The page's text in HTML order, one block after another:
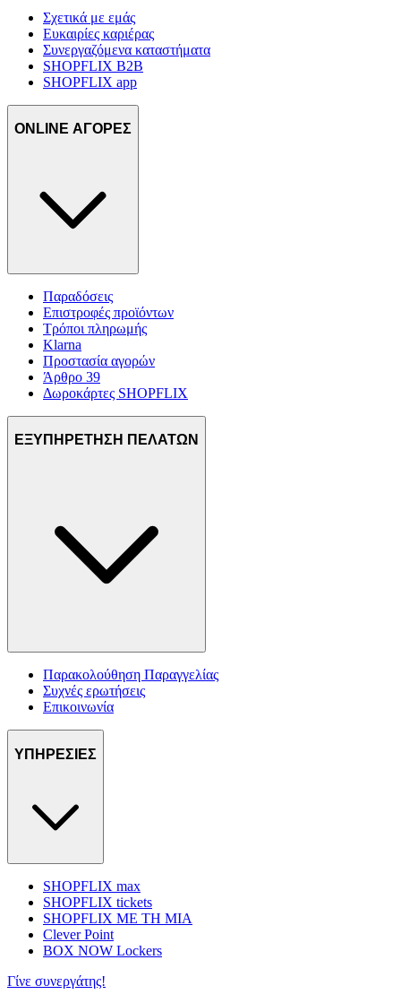
Σχετικά με εμάς
Ευκαιρίες καριέρας
Συνεργαζόμενα καταστήματα
SHOPFLIX B2B
SHOPFLIX app
ONLINE ΑΓΟΡΕΣ
Παραδόσεις
Επιστροφές προϊόντων
Τρόποι πληρωμής
Klarna
Προστασία αγορών
Άρθρο 39
Δωροκάρτες SHOPFLIX
ΕΞΥΠΗΡΕΤΗΣΗ ΠΕΛΑΤΩΝ
Παρακολούθηση Παραγγελίας
Συχνές ερωτήσεις
Επικοινωνία
ΥΠΗΡΕΣΙΕΣ
SHOPFLIX max
SHOPFLIX tickets
SHOPFLIX ΜΕ ΤΗ ΜΙΑ
Clever Point
BOX NOW Lockers
Γίνε συνεργάτης!